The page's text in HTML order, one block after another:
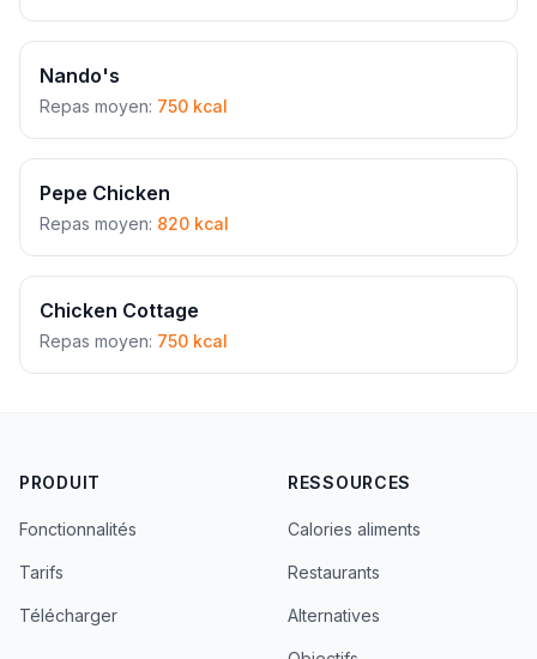
Nando's
Repas moyen: 750 kcal
Pepe Chicken
Repas moyen: 820 kcal
Chicken Cottage
Repas moyen: 750 kcal
PRODUIT
Fonctionnalités
Tarifs
Télécharger
RESSOURCES
Calories aliments
Restaurants
Alternatives